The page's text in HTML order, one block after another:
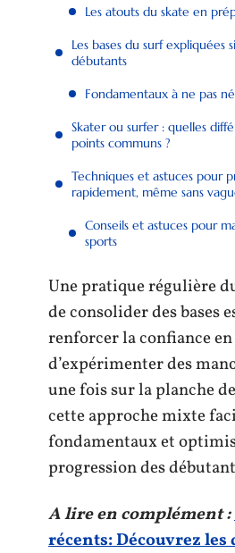
Les atouts du skate en
Les bases du surf expliquées
débutants
Fondamentaux à ne pas
Skater ou surfer : quelles
points communs ?
Techniques et astuces pour
rapidement, même sans
Conseils et astuces pour
sports
Une pratique régulière
de consolider des bases
renforcer la confiance
d’expérimenter des
une fois sur la planche
cette approche mixte
fondamentaux et
progression des
A lire en complément :
récents: Découvrez